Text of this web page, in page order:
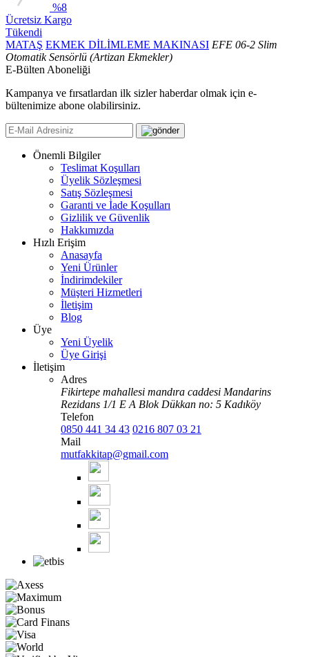
%8
Ücretsiz Kargo
Tükendi
MATAŞ EKMEK DİLİMLEME MAKINASI EFE 06-2 Slim
Otomatik Sensörlü (Artizan Ekmekler)
E-Bülten Aboneliği
Kampanya ve fırsatlardan ilk sizler haberdar olmak için e-
bültenimize abone olabilirsiniz.
Önemli Bilgiler
Teslimat Koşulları
Üyelik Sözleşmesi
Satış Sözleşmesi
Garanti ve İade Koşulları
Gizlilik ve Güvenlik
Hakkımızda
Hızlı Erişim
Anasayfa
Yeni Ürünler
İndirimdekiler
Müşteri Hizmetleri
İletişim
Blog
Üye
Yeni Üyelik
Üye Girişi
İletişim
Adres
Fikirtepe mahallesi mandıra caddesi Mandarins
Rezidans 1/1 E A Blok Dükkan no: 5 Kadıköy
Telefon
0850 441 34 43 0216 807 03 21
Mail
mutfakkitap@gmail.com